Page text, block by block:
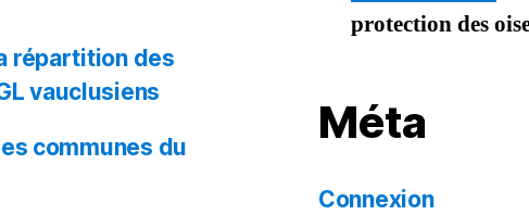
répartition des
vauclusiens
communes du
protection des
Méta
Connexion